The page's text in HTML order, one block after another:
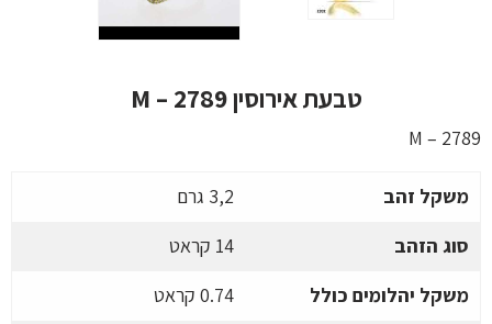
טבעת אירוסין M – 2789
M – 2789
משקל זהב
3,2 גרם
סוג הזהב
14 קראט
משקל יהלומים כולל
0.74 קראט